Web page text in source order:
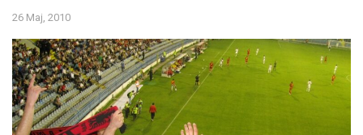
26 Maj, 2010